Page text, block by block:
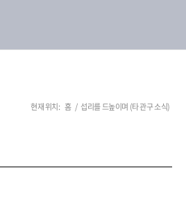
현재 위치: 홈 / 섭리를 드높이며 (타 관구 소식)